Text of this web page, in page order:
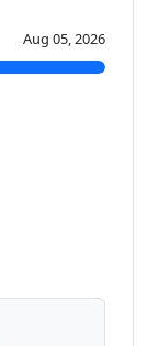
Aug 05, 2026